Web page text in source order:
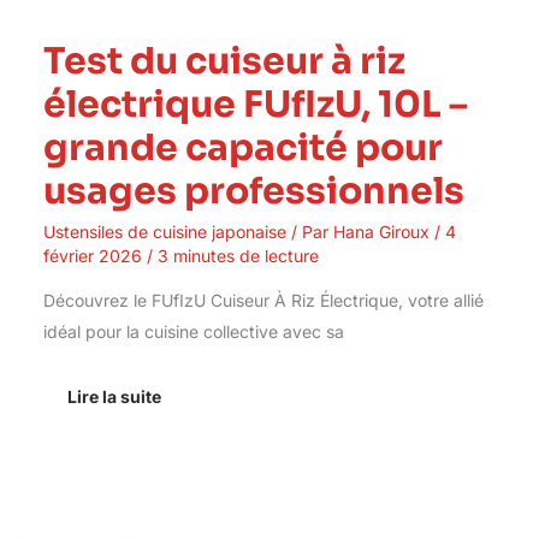
Test du cuiseur à riz
électrique FUfIzU, 10L –
grande capacité pour
usages professionnels
Ustensiles de cuisine japonaise/ Par Hana Giroux / 4
février 2026 / 3 minutes de lecture
Découvrez le FUfIzU Cuiseur À Riz Électrique, votre allié
idéal pour la cuisine collective avec sa
Lire la suite